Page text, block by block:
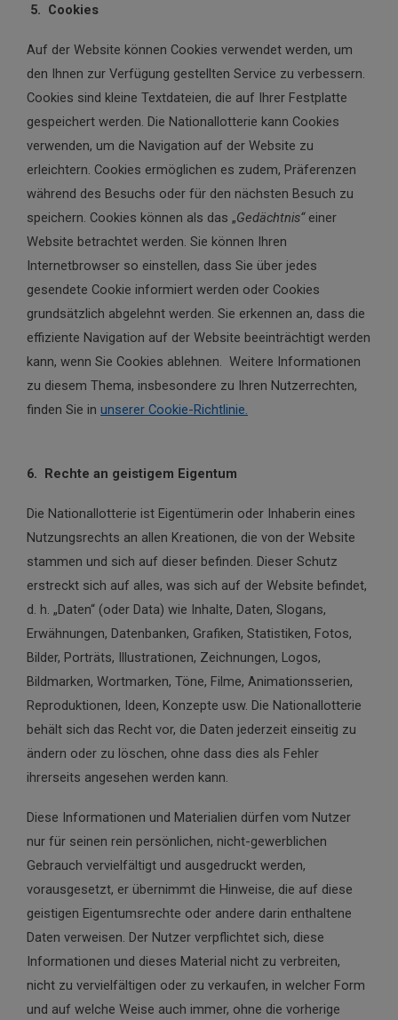
5. Cookies
Auf der Website können Cookies verwendet werden, um
den Ihnen zur Verfügung gestellten Service zu verbessern.
Cookies sind kleine Textdateien, die auf Ihrer Festplatte
gespeichert werden. Die Nationallotterie kann Cookies
verwenden, um die Navigation auf der Website zu
erleichtern. Cookies ermöglichen es zudem, Präferenzen
während des Besuchs oder für den nächsten Besuch zu
speichern. Cookies können als das „Gedächtnis“ einer
Website betrachtet werden. Sie können Ihren
Internetbrowser so einstellen, dass Sie über jedes
gesendete Cookie informiert werden oder Cookies
grundsätzlich abgelehnt werden. Sie erkennen an, dass die
effiziente Navigation auf der Website beeinträchtigt werden
kann, wenn Sie Cookies ablehnen. Weitere Informationen
zu diesem Thema, insbesondere zu Ihren Nutzerrechten,
finden Sie in unserer Cookie-Richtlinie.
6. Rechte an geistigem Eigentum
Die Nationallotterie ist Eigentümerin oder Inhaberin eines
Nutzungsrechts an allen Kreationen, die von der Website
stammen und sich auf dieser befinden. Dieser Schutz
erstreckt sich auf alles, was sich auf der Website befindet,
d. h. „Daten“ (oder Data) wie Inhalte, Daten, Slogans,
Erwähnungen, Datenbanken, Grafiken, Statistiken, Fotos,
Bilder, Porträts, Illustrationen, Zeichnungen, Logos,
Bildmarken, Wortmarken, Töne, Filme, Animationsserien,
Reproduktionen, Ideen, Konzepte usw. Die Nationallotterie
behält sich das Recht vor, die Daten jederzeit einseitig zu
ändern oder zu löschen, ohne dass dies als Fehler
ihrerseits angesehen werden kann.
Diese Informationen und Materialien dürfen vom Nutzer
nur für seinen rein persönlichen, nicht-gewerblichen
Gebrauch vervielfältigt und ausgedruckt werden,
vorausgesetzt, er übernimmt die Hinweise, die auf diese
geistigen Eigentumsrechte oder andere darin enthaltene
Daten verweisen. Der Nutzer verpflichtet sich, diese
Informationen und dieses Material nicht zu verbreiten,
nicht zu vervielfältigen oder zu verkaufen, in welcher Form
und auf welche Weise auch immer, ohne die vorherige